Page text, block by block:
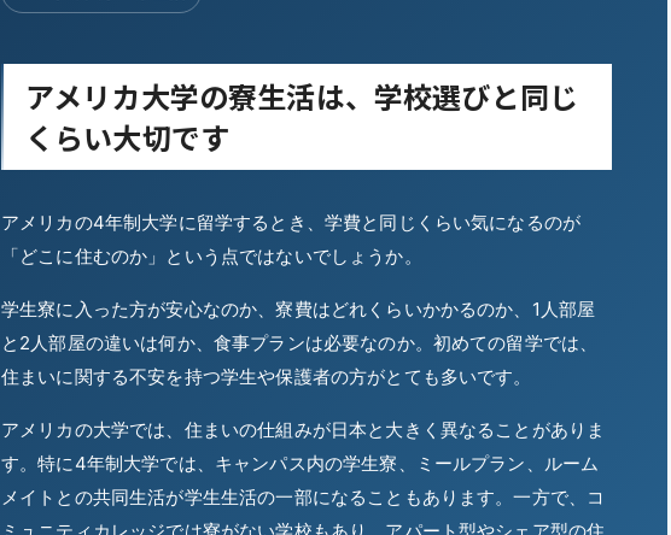
アメリカ大学の寮生活は、学校選びと同じ
くらい大切です
アメリカの4年制大学に留学するとき、学費と同じくらい気になるのが
「どこに住むのか」という点ではないでしょうか。
学生寮に入った方が安心なのか、寮費はどれくらいかかるのか、1人部屋
と2人部屋の違いは何か、食事プランは必要なのか。初めての留学では、
住まいに関する不安を持つ学生や保護者の方がとても多いです。
アメリカの大学では、住まいの仕組みが日本と大きく異なることがありま
す。特に4年制大学では、キャンパス内の学生寮、ミールプラン、ルーム
メイトとの共同生活が学生生活の一部になることもあります。一方で、コ
ミュニティカレッジでは寮がない学校もあり、アパート型やシェア型の住